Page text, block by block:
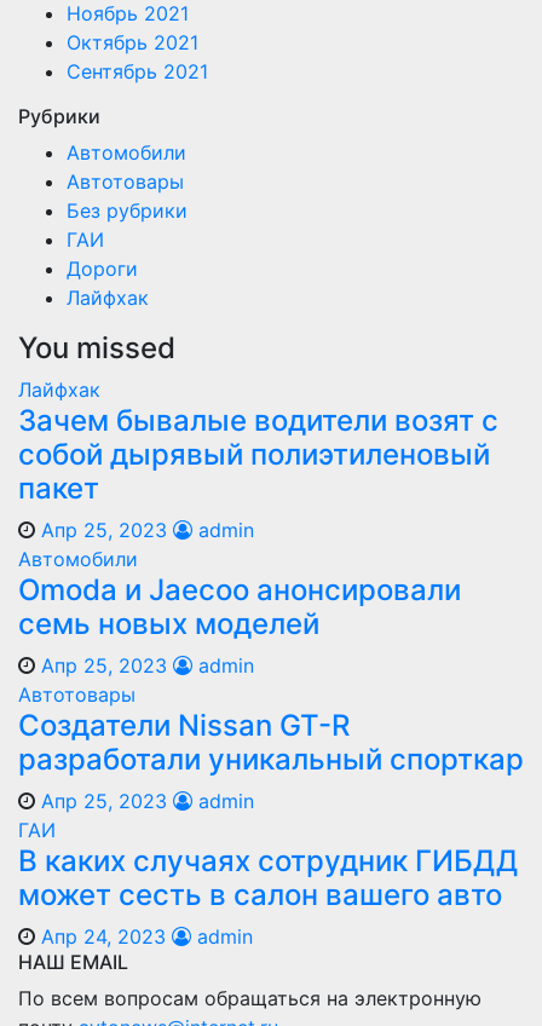
Ноябрь 2021
Октябрь 2021
Сентябрь 2021
Рубрики
Автомобили
Автотовары
Без рубрики
ГАИ
Дороги
Лайфхак
You missed
Лайфхак
Зачем бывалые водители возят с
собой дырявый полиэтиленовый
пакет
Апр 25, 2023
admin
Автомобили
Оmoda и Jaecoo анонсировали
семь новых моделей
Апр 25, 2023
admin
Автотовары
Создатели Nissan GT-R
разработали уникальный спорткар
Апр 25, 2023
admin
ГАИ
В каких случаях сотрудник ГИБДД
может сесть в салон вашего авто
Апр 24, 2023
admin
НАШ EMAIL
По всем вопросам обращаться на электронную